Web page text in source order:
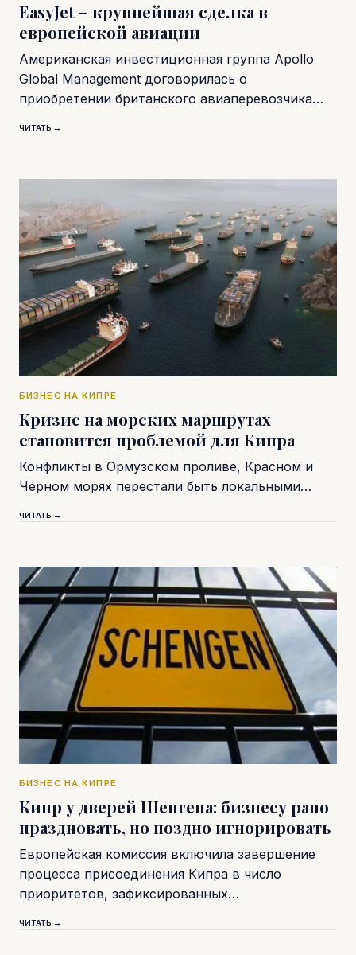
EasyJet – крупнейшая сделка в
европейской авиации
Американская инвестиционная группа Apollo
Global Management договорилась о
приобретении британского авиаперевозчика…
ЧИТАТЬ →
БИЗНЕС НА КИПРЕ
Кризис на морских маршрутах
становится проблемой для Кипра
Конфликты в Ормузском проливе, Красном и
Черном морях перестали быть локальными…
ЧИТАТЬ →
БИЗНЕС НА КИПРЕ
Кипр у дверей Шенгена: бизнесу рано
праздновать, но поздно игнорировать
Европейская комиссия включила завершение
процесса присоединения Кипра в число
приоритетов, зафиксированных…
ЧИТАТЬ →